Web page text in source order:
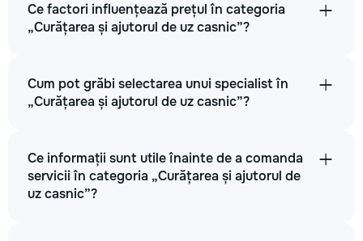
Ce factori influențează prețul în categoria
„Curățarea și ajutorul de uz casnic”?
Cum pot grăbi selectarea unui specialist în
„Curățarea și ajutorul de uz casnic”?
Ce informații sunt utile înainte de a comanda
servicii în categoria „Curățarea și ajutorul de
uz casnic”?